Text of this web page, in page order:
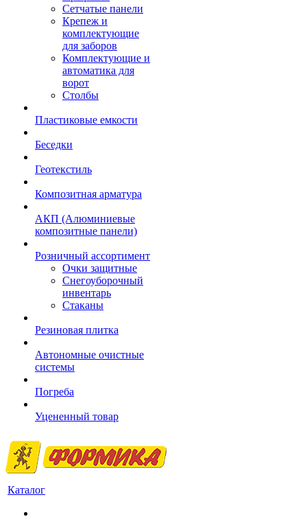
Сетчатые панели
Крепеж и
комплектующие
для заборов
Комплектующие и
автоматика для
ворот
Столбы
Пластиковые емкости
Беседки
Геотекстиль
Композитная арматура
АКП (Алюминиевые
композитные панели)
Розничный ассортимент
Очки защитные
Снегоуборочный
инвентарь
Стаканы
Резиновая плитка
Автономные очистные
системы
Погреба
Уцененный товар
Каталог